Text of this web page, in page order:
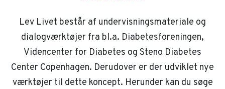
Lev Livet består af undervisningsmateriale og
dialogværktøjer fra bl.a. Diabetesforeningen,
Videncenter for Diabetes og Steno Diabetes
Center Copenhagen. Derudover er der udviklet nye
værktøjer til dette koncept. Herunder kan du søge